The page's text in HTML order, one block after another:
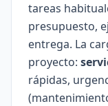
tareas
presupuesto,
entrega. La
proyecto:
rápidas,